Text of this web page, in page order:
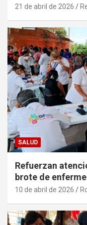
21 de abril de 2026
SALUD
Refuerzan
brote de
10 de abril de 2026